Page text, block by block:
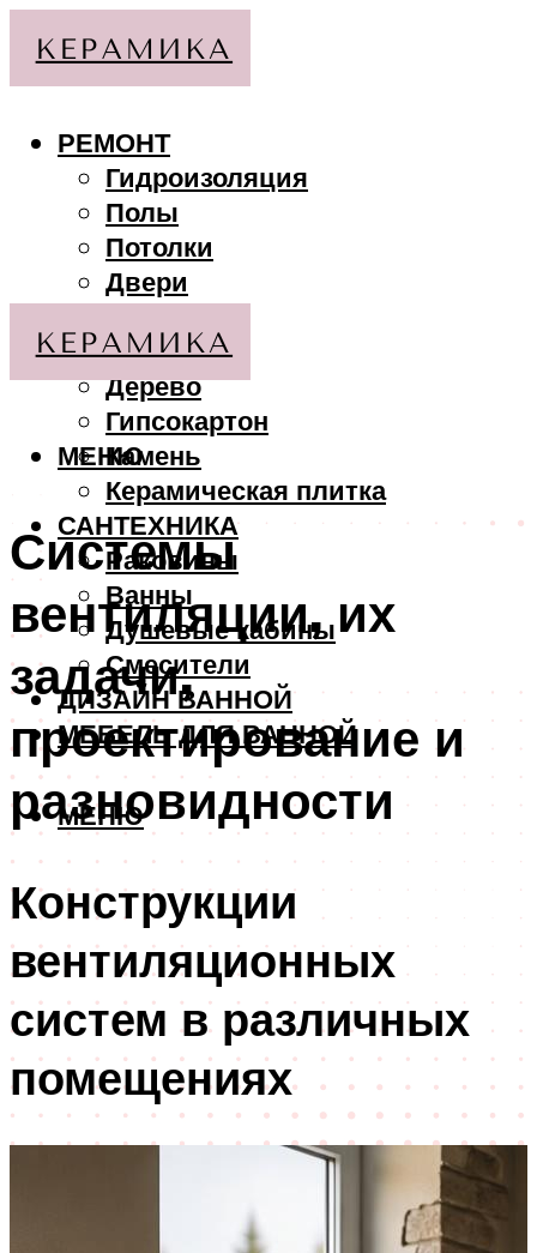
РЕМОНТ
Гидроизоляция
Полы
Потолки
Двери
МАТЕРИАЛЫ
Дерево
Гипсокартон
Камень
Керамическая плитка
САНТЕХНИКА
Раковины
Ванны
Душевые кабины
Смесители
ДИЗАЙН ВАННОЙ
МЕБЕЛЬ ДЛЯ ВАННОЙ
МЕНЮ
МЕНЮ
Системы
вентиляции, их
задачи,
проектирование и
разновидности
Конструкции
вентиляционных
систем в различных
помещениях